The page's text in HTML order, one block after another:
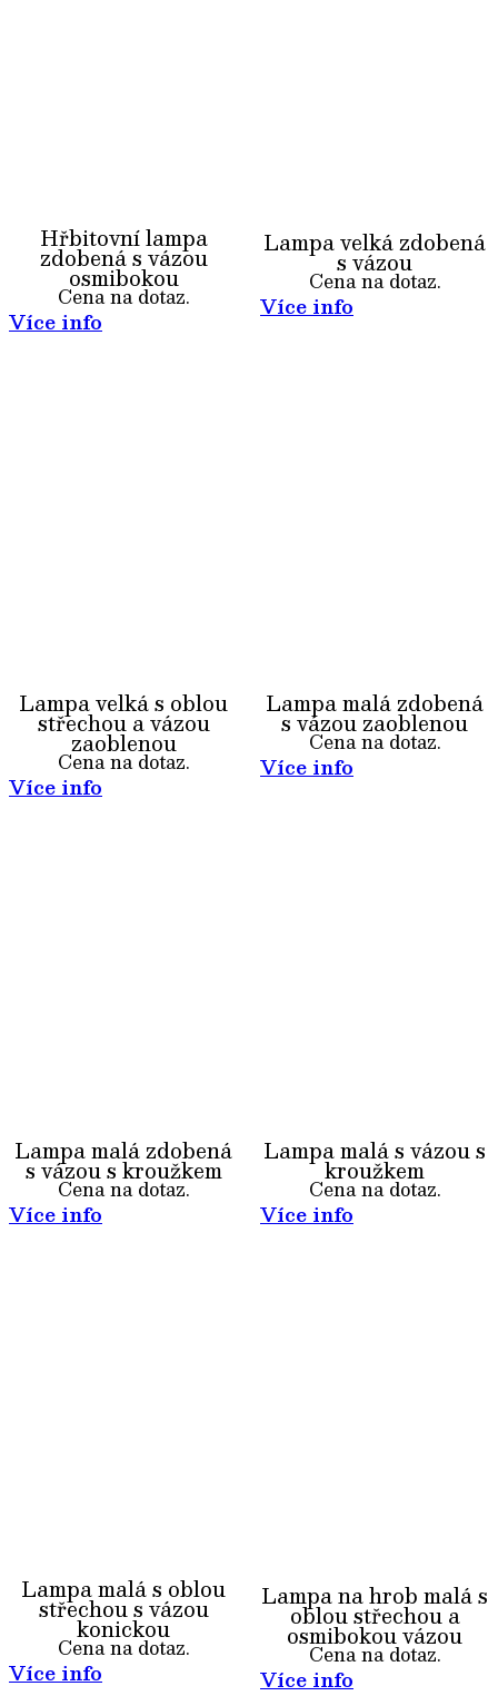
Hřbitovní lampa
zdobená s vázou
osmibokou
Cena na dotaz.
Více info
Lampa velká zdobená
s vázou
Cena na dotaz.
Více info
Lampa velká s oblou
střechou a vázou
zaoblenou
Cena na dotaz.
Více info
Lampa malá zdobená
s vázou zaoblenou
Cena na dotaz.
Více info
Lampa malá zdobená
s vázou s kroužkem
Cena na dotaz.
Více info
Lampa malá s vázou s
kroužkem
Cena na dotaz.
Více info
Lampa malá s oblou
střechou s vázou
konickou
Cena na dotaz.
Více info
Lampa na hrob malá s
oblou střechou a
osmibokou vázou
Cena na dotaz.
Více info